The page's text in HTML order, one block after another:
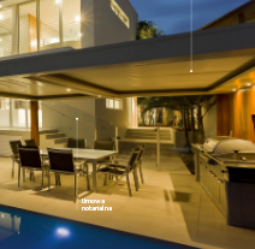
Umowa
notarialna